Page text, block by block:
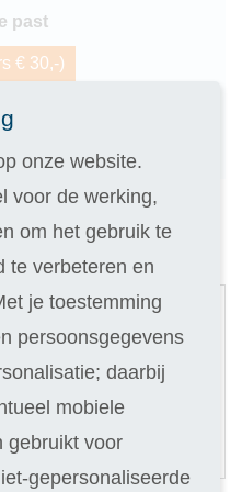
past
€ 30,-)
Selecteer
onze website.
voor de werking,
om het gebruik te
te verbeteren en
je toestemming
persoonsgegevens
daarbij
mobiele
gebruikt voor
gepersonaliseerde